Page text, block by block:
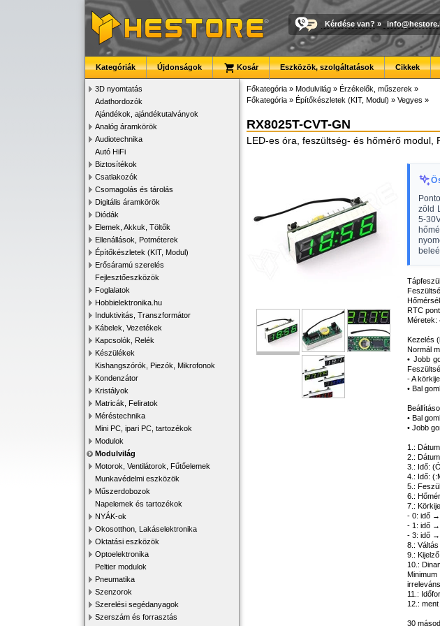
Kérdése van? »
Kategóriák Újdonságok Kosár Eszközök, szolgáltatások Cikkek
3D nyomtatás
Adathordozók
Ajándékok, ajándékutalványok
Analóg áramkörök
Audiotechnika
Autó HiFi
Biztosítékok
Csatlakozók
Csomagolás és tárolás
Digitális áramkörök
Diódák
Elemek, Akkuk, Töltők
Ellenállások, Potméterek
Építőkészletek (KIT, Modul)
Erősáramú szerelés
Fejlesztőeszközök
Foglalatok
Hobbielektronika.hu
Induktivitás, Transzformátor
Kábelek, Vezetékek
Kapcsolók, Relék
Készülékek
Kishangszórók, Piezók, Mikrofonok
Kondenzátor
Kristályok
Matricák, Feliratok
Méréstechnika
Mini PC, ipari PC, tartozékok
Modulok
Modulvilág
Motorok, Ventilátorok, Fűtőelemek
Munkavédelmi eszközök
Műszerdobozok
Napelemek és tartozékok
NYÁK-ok
Okosotthon, Lakáselektronika
Oktatási eszközök
Optoelektronika
Peltier modulok
Pneumatika
Szenzorok
Szerelési segédanyagok
Szerszám és forrasztás
Főkategória » Modulvilág » Érzékelők, műszerek »
Főkategória » Építőkészletek (KIT, Modul) » Vegyes »
RX8025T-CVT-GN
LED-es óra, feszültség- és hőmérő modul,
zöld
5-
RTC
Méretek:
Kezelés
Normál
• Jobb
- A
• Bal
• Bal
• Jobb
1.:
2.:
3.: Idő:
4.: Idő:
5.:
6.:
7.:
- 0: idő
- 1: idő
- 3: idő
8.:
9.:
10.:
11.:
12.:
30